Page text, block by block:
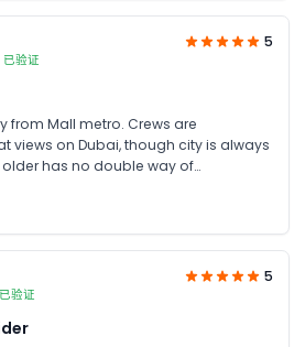
已验证
5
from Mall metro. Crews are
views on Dubai, though city is always
older has no double way of
已验证
5